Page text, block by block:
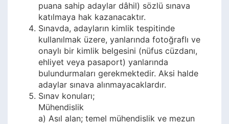
puana sahip adaylar dâhil) sözlü sınava
katılmaya hak kazanacaktır.
Sınavda, adayların kimlik tespitinde
kullanılmak üzere, yanlarında fotoğraflı ve
onaylı bir kimlik belgesini (nüfus cüzdanı,
ehliyet veya pasaport) yanlarında
bulundurmaları gerekmektedir. Aksi halde
adaylar sınava alınmayacaklardır.
Sınav konuları;
Mühendislik
a) Asıl alan; temel mühendislik ve mezun